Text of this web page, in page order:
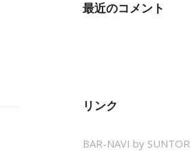
最近のコメント
リンク
BAR-NAVI by